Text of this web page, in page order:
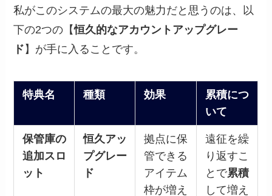
私がこのシステムの最大の魅力だと思うのは、以
下の2つの【恒久的なアカウントアップグレー
ド 】が手に入ることです。
特典名 種類 効果
累積につ
いて
保管庫の
追加スロ
ット
恒久アッ
プグレー
ド
拠点に保
管できる
アイテム
枠が増え
遠征を繰
り返すこ
とで累積
して増え